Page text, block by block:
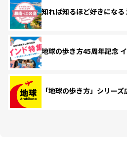
知れば知るほど好きになる
地球の歩き方45周年記念
「地球の歩き方」シリー